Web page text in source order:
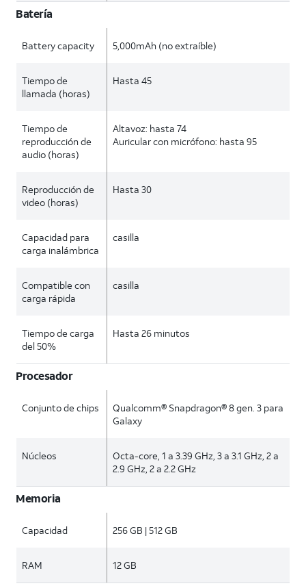
Batería
Battery capacity 5,000mAh (no extraíble)
Tiempo de
llamada (horas)
Hasta 45
Tiempo de
reproducción de
audio (horas)
Altavoz: hasta 74
Auricular con micrófono: hasta 95
Reproducción de
video (horas)
Hasta 30
Capacidad para
carga inalámbrica
casilla
Compatible con
carga rápida
casilla
Tiempo de carga
del 50%
Hasta 26 minutos
Procesador
Conjunto de chips
Qualcomm® Snapdragon® 8 gen. 3 para
Galaxy
Núcleos
Octa-core, 1 a 3.39 GHz, 3 a 3.1 GHz, 2 a
2.9 GHz, 2 a 2.2 GHz
Memoria
Capacidad 256 GB | 512 GB
RAM 12 GB